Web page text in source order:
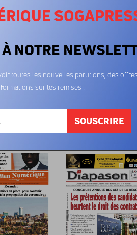
500FCFA
NOTRE
toutes les nouvelles parutions, des
sur les remises !
SOUSCRIRE